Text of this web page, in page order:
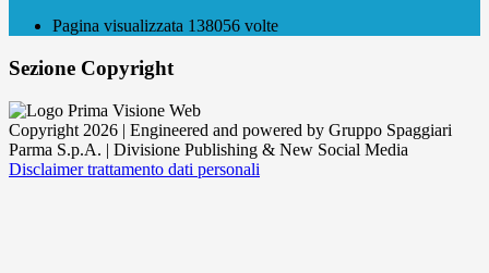
Pagina visualizzata 138056 volte
Sezione Copyright
Copyright 2026 | Engineered and powered by Gruppo Spaggiari
Parma S.p.A. | Divisione Publishing & New Social Media
Disclaimer trattamento dati personali